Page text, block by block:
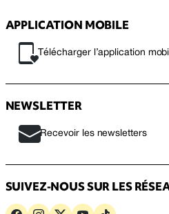
APPLICATION MOBILE
Télécharger l’application
NEWSLETTER
Recevoir les newsletters
SUIVEZ-NOUS SUR LES